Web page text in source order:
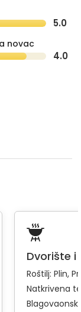
5.0
novac
4.0
Dvorište i
Roštilj: Plin
Natkrivena